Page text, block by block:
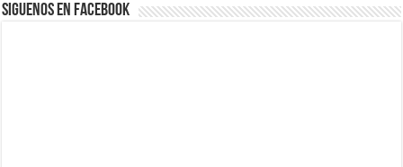
Siguenos en Facebook